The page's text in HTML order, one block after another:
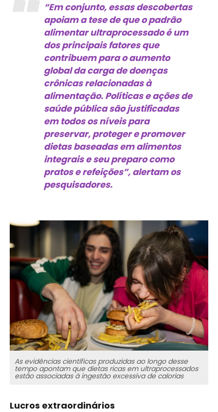
“Em conjunto, essas descobertas
apoiam a tese de que o padrão
alimentar ultraprocessado é um
dos principais fatores que
contribuem para o aumento
global da carga de doenças
crônicas relacionadas à
alimentação. Políticas e ações de
saúde pública são justificadas
em todos os níveis para
preservar, proteger e promover
dietas baseadas em alimentos
integrais e seu preparo como
pratos e refeições”, alertam os
pesquisadores.
As evidências científicas produzidas ao longo desse
tempo apontam que dietas ricas em ultraprocessados
estão associadas à ingestão excessiva de calorias
Lucros extraordinários